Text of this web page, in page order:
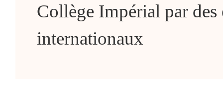
Collège Impérial par
internationaux